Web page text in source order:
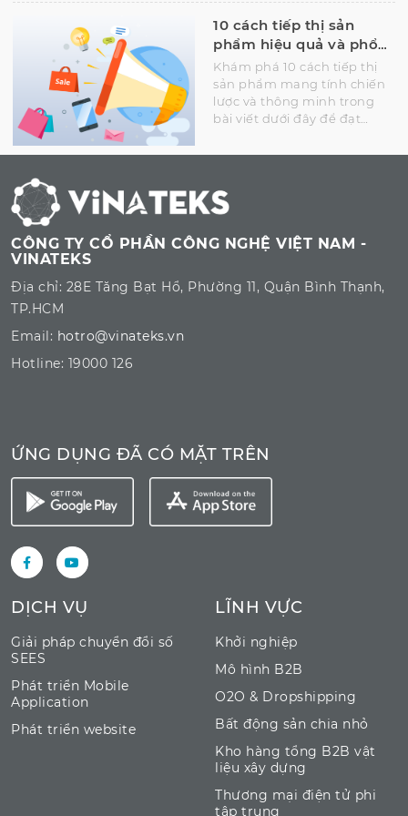
10 cách tiếp thị sản
phẩm hiệu quả và phổ
biến nhất hiện nay
Khám phá 10 cách tiếp thị
sản phẩm mang tính chiến
lược và thông minh trong
bài viết dưới đây để đạt
thị trường bão hòa như hiện
CÔNG TY CỔ PHẦN CÔNG NGHỆ VIỆT NAM -
VINATEKS
Địa chỉ: 28E Tăng Bạt Hổ, Phường 11, Quận Bình Thạnh,
TP.HCM
Email: hotro@vinateks.vn
Hotline: 19000 126
ỨNG DỤNG ĐÃ CÓ MẶT TRÊN
DỊCH VỤ
Giải pháp chuyển đổi số
SEES
Phát triển Mobile
Application
Phát triển website
LĨNH VỰC
Khởi nghiệp
Mô hình B2B
O2O & Dropshipping
Bất động sản chia nhỏ
Kho hàng tổng B2B vật
liệu xây dựng
Thương mại điện tử phi
tập trung